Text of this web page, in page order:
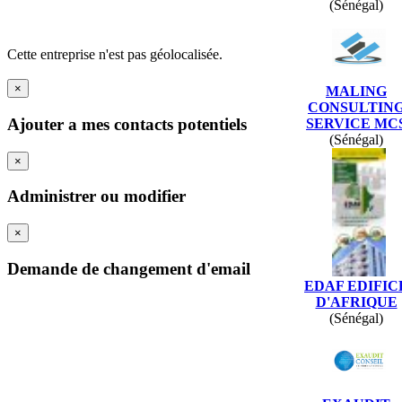
(Sénégal)
MALING
SERVICE
(Sénégal)
EDAF
D'AFRIQUE
(Sénégal)
Cette entreprise n'est pas géolocalisée.
×
Ajouter a mes contacts potentiels
×
Administrer ou modifier
×
Demande de changement d'email